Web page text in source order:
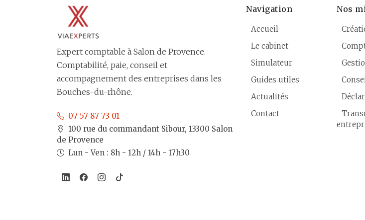
Expert comptable à Salon de Provence.
Comptabilité, paie, conseil et
accompagnement des entreprises dans les
Bouches-du-rhône.
07 57 87 73 01
100 rue du commandant Sibour, 13300 Salon
de Provence
Lun - Ven : 8h - 12h / 14h - 17h30
Navigation
Accueil
Le cabinet
Simulateur
Guides utiles
Actualités
Contact
Nos